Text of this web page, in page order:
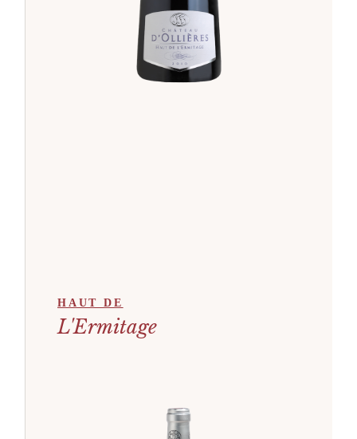
HAUT DE
L'Ermitage